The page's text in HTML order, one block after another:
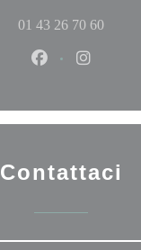
01 43 26 70 60
Facebook
Contattaci